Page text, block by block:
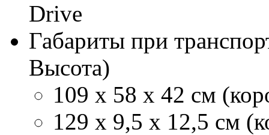
Drive
Габариты при
Высота)
109 x 58 x 42 см
129 x 9,5 x 12,5 см